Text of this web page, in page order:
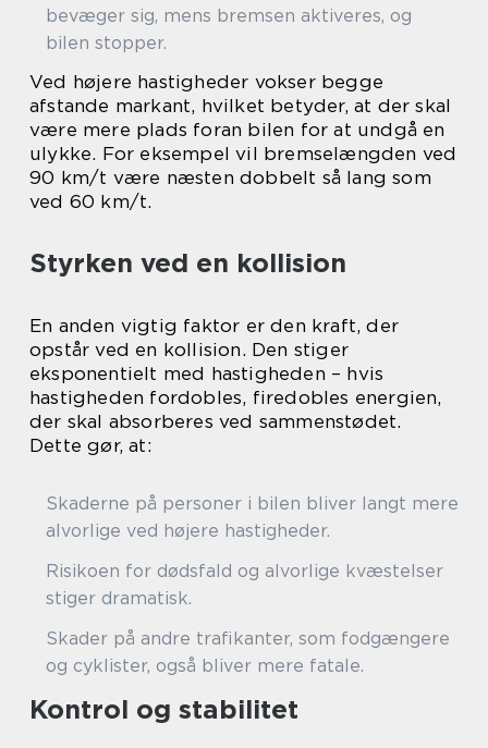
bevæger sig, mens bremsen aktiveres, og
bilen stopper.
Ved højere hastigheder vokser begge
afstande markant, hvilket betyder, at der skal
være mere plads foran bilen for at undgå en
ulykke. For eksempel vil bremselængden ved
90 km/t være næsten dobbelt så lang som
ved 60 km/t.
Styrken ved en kollision
En anden vigtig faktor er den kraft, der
opstår ved en kollision. Den stiger
eksponentielt med hastigheden – hvis
hastigheden fordobles, firedobles energien,
der skal absorberes ved sammenstødet.
Dette gør, at:
Skaderne på personer i bilen bliver langt mere
alvorlige ved højere hastigheder.
Risikoen for dødsfald og alvorlige kvæstelser
stiger dramatisk.
Skader på andre trafikanter, som fodgængere
og cyklister, også bliver mere fatale.
Kontrol og stabilitet